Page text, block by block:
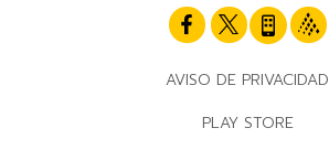
AVISO DE PRIVACIDAD
PLAY STORE